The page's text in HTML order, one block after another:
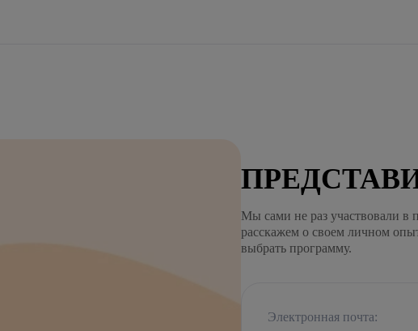
Мы сами не раз участвовали в
расскажем о своем личном
выбрать программу.
Электронная почта: